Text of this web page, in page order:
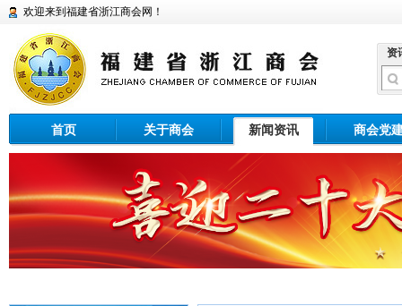
欢迎来到福建省浙江商会网！
资
首页 关于商会 新闻资讯 商会党